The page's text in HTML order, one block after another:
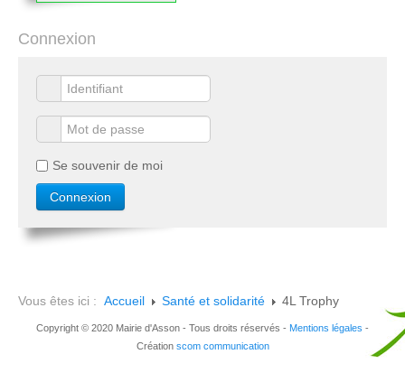
Connexion
Se souvenir de moi
Vous êtes ici : Accueil Santé et solidarité 4L Trophy
Copyright © 2020 Mairie d'Asson - Tous droits réservés - Mentions légales -
Création scom communication